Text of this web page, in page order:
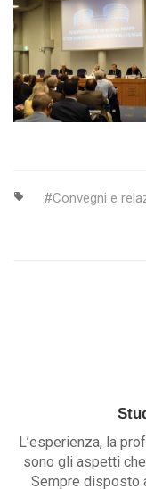
Convegni e
L’esperienza, la
sono gli aspetti
Sempre disposto